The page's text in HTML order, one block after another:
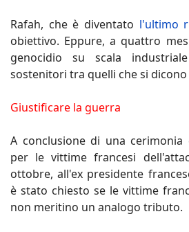
Rafah, che è diventato l'ultimo
obiettivo. Eppure, a quattro
genocidio su scala
sostenitori tra quelli che si
Giustificare la guerra
A conclusione di una cerimonia
per le vittime francesi
ottobre, all'ex presidente
è stato chiesto se le vittime
non meritino un analogo tributo.